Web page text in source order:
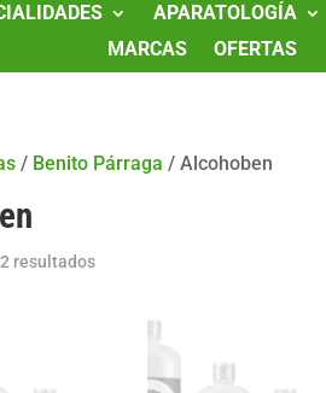
APARATOLOGÍA
MARCAS
OFERTAS
/ Benito Párraga /Alcohoben
resultadosOrdenado
popularidad